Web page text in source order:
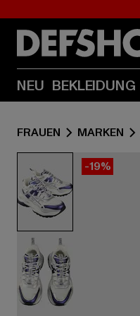
NEU BEKLEIDUNG
FRAUEN MARKEN
-19%